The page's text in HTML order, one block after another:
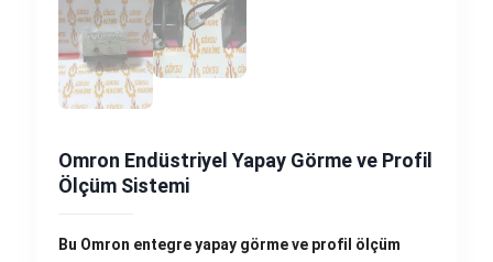
Omron Endüstriyel Yapay Görme ve Profil
Ölçüm Sistemi
Bu Omron entegre yapay görme ve profil ölçüm